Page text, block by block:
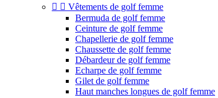
  Vêtements de golf femme
Bermuda de golf femme
Ceinture de golf femme
Chapellerie de golf femme
Chaussette de golf femme
Débardeur de golf femme
Echarpe de golf femme
Gilet de golf femme
Haut manches longues de golf femme